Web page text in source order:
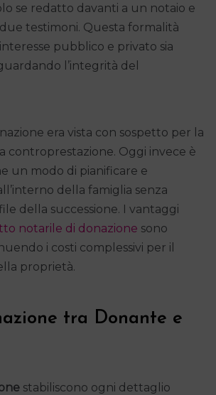
se redatto davanti a un notaio e
testimoni. Questa formalità
pubblico e privato sia
l’integrità del
era vista con sospetto per la
controprestazione. Oggi invece è
un modo di pianificare e
della famiglia senza
della successione. I vantaggi
notarile di donazione sono
i costi complessivi per il
proprietà.
tra Donante e
stabiliscono ogni dettaglio